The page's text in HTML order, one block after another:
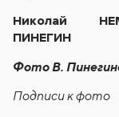
Николай
ПИНЕГИН
Фото В.
Подписи к фото